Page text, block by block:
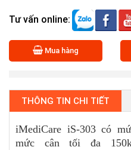
Tư vấn online:
Mua hàng
THÔNG TIN CHI TIẾT
iMediCare iS-303 có
mức cân tối đa